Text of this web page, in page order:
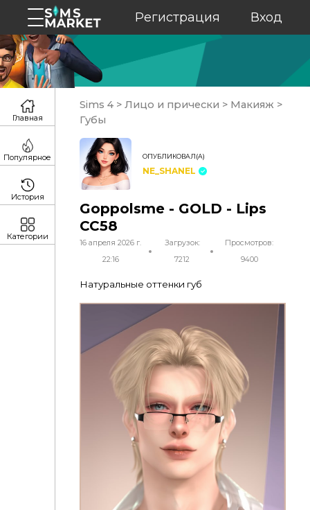
Регистрация Вход
Sims 4 > Лицо и прически > Макияж >
Губы
ОПУБЛИКОВАЛ(А)
NE_SHANEL
Goppolsme - GOLD - Lips
CC58
16 апреля 2026 г.
22:16
Загрузок:
7212
Просмотров:
9400
Натуральные оттенки губ
Главная
Популярное
История
Категории